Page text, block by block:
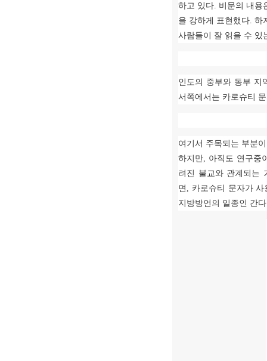
하고 있다. 비문의 내용
을 강하게 표현했다.하
사람들이 잘 읽을 수 있
인도의 중부와 동부 지
서쪽에서는 카로슈티
여기서 주목되는 부분
하지만, 아직도 연구중
려진 불교와 관계되는
면 , 카로슈티 문자가
지방방언의 일종인 간